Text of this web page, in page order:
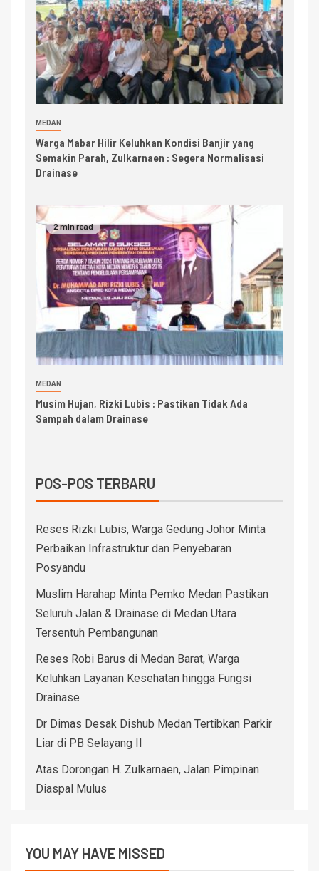
MEDAN
Warga Mabar Hilir Keluhkan Kondisi Banjir yang
Semakin Parah, Zulkarnaen : Segera Normalisasi
Drainase
2 min read
MEDAN
Musim Hujan, Rizki Lubis : Pastikan Tidak Ada
Sampah dalam Drainase
POS-POS TERBARU
Reses Rizki Lubis, Warga Gedung Johor Minta
Perbaikan Infrastruktur dan Penyebaran
Posyandu
Muslim Harahap Minta Pemko Medan Pastikan
Seluruh Jalan & Drainase di Medan Utara
Tersentuh Pembangunan
Reses Robi Barus di Medan Barat, Warga
Keluhkan Layanan Kesehatan hingga Fungsi
Drainase
Dr Dimas Desak Dishub Medan Tertibkan Parkir
Liar di PB Selayang II
Atas Dorongan H. Zulkarnaen, Jalan Pimpinan
Diaspal Mulus
YOU MAY HAVE MISSED